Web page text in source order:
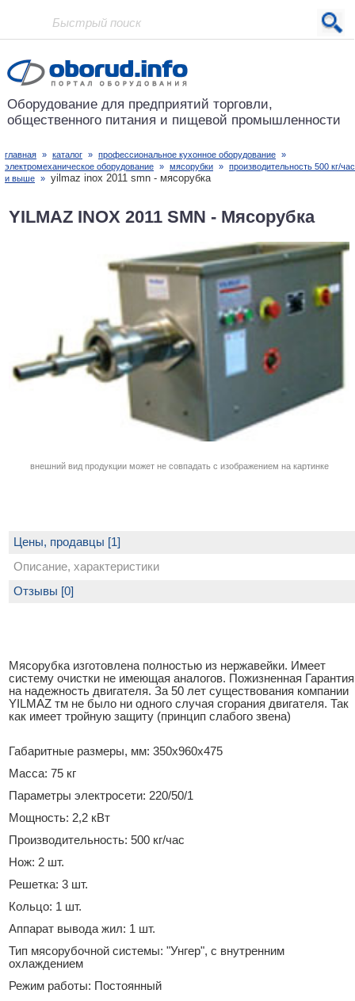
Проект основан в 2001 году
Оборудование для предприятий торговли,
общественного питания и пищевой промышленности
главная » каталог » профессиональное кухонное оборудование »
электромеханическое оборудование » мясорубки » производительность 500 кг/час
и выше » yilmaz inox 2011 smn - мясорубка
YILMAZ INOX 2011 SMN - Мясорубка
внешний вид продукции может не совпадать с изображением на картинке
Цены, продавцы [1]
Описание, характеристики
Мясорубка изготовлена полностью из нержавейки. Имеет
систему очистки не имеющая аналогов. Пожизненная Гарантия
на надежность двигателя. За 50 лет существования компании
YILMAZ тм не было ни одного случая сгорания двигателя. Так
как имеет тройную защиту (принцип слабого звена)
Габаритные размеры, мм: 350x960x475
Масса: 75 кг
Параметры электросети: 220/50/1
Мощность: 2,2 кВт
Производительность: 500 кг/час
Нож: 2 шт.
Решетка: 3 шт.
Кольцо: 1 шт.
Аппарат вывода жил: 1 шт.
Тип мясорубочной системы: "Унгер", с внутренним
охлаждением
Режим работы: Постоянный
Отзывы [0]